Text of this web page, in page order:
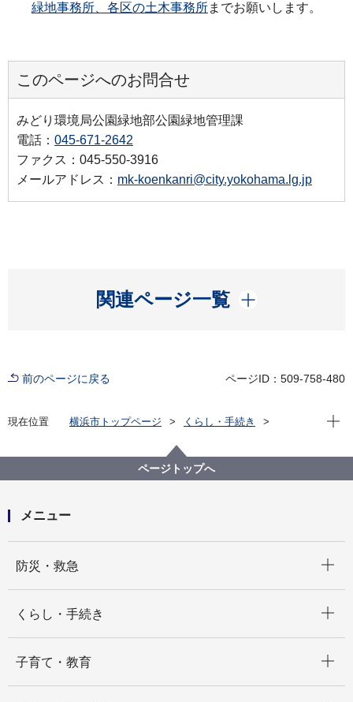
緑地事務所、各区の土木事務所までお願いします。
このページへのお問合せ
みどり環境局公園緑地部公園緑地管理課
電話： 045-671-2642
ファクス：045-550-3916
メールアドレス： mk-koenkanri@city.yokohama.lg.jp
関連ページ一覧
開く
前のページに戻る ページID：509-758-480
現在位置 横浜市トップページ
くらし・手続き
公園に関するよくある質問
公園で焼き芋やバーベキューをしていいですか。
現在
ページトップへ
メニュー
防災・救急
くらし・手続き
子育て・教育